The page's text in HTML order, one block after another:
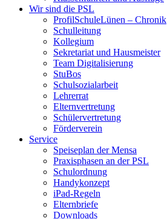
Wir sind die PSL
ProfilSchuleLünen – Chronik
Schulleitung
Kollegium
Sekretariat und Hausmeister
Team Digitalisierung
StuBos
Schulsozialarbeit
Lehrerrat
Elternvertretung
Schülervertretung
Förderverein
Service
Speiseplan der Mensa
Praxisphasen an der PSL
Schulordnung
Handykonzept
iPad-Regeln
Elternbriefe
Downloads